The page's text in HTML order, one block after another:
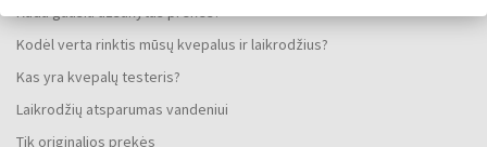
Kada gausiu užsakytas prekes?
Kodėl verta rinktis mūsų kvepalus ir laikrodžius?
Kas yra kvepalų testeris?
Laikrodžių atsparumas vandeniui
Tik originalios prekės